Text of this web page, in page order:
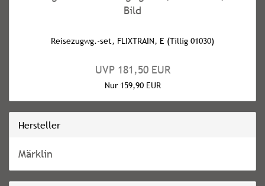
Reisezugwg.-set, FLIXTRAIN, E (Tillig 01030)
UVP 181,50 EUR
Nur 159,90 EUR
Hersteller
Märklin